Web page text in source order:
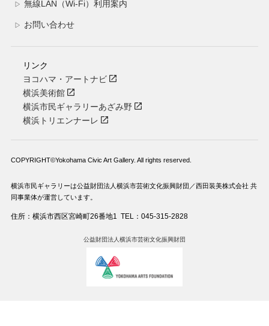
▷ 無線LAN（Wi-Fi）利用案内
▷ お問い合わせ
リンク
ヨコハマ・アートナビ
横浜美術館
横浜市民ギャラリーあざみ野
横浜トリエンナーレ
COPYRIGHT©Yokohama Civic Art Gallery. All rights reserved.
横浜市民ギャラリーは公益財団法人横浜市芸術文化振興財団／西田装美株式会社 共
同事業体が運営しています。
住所：横浜市西区宮崎町26番地1 TEL：045-315-2828
公益財団法人横浜市芸術文化振興財団